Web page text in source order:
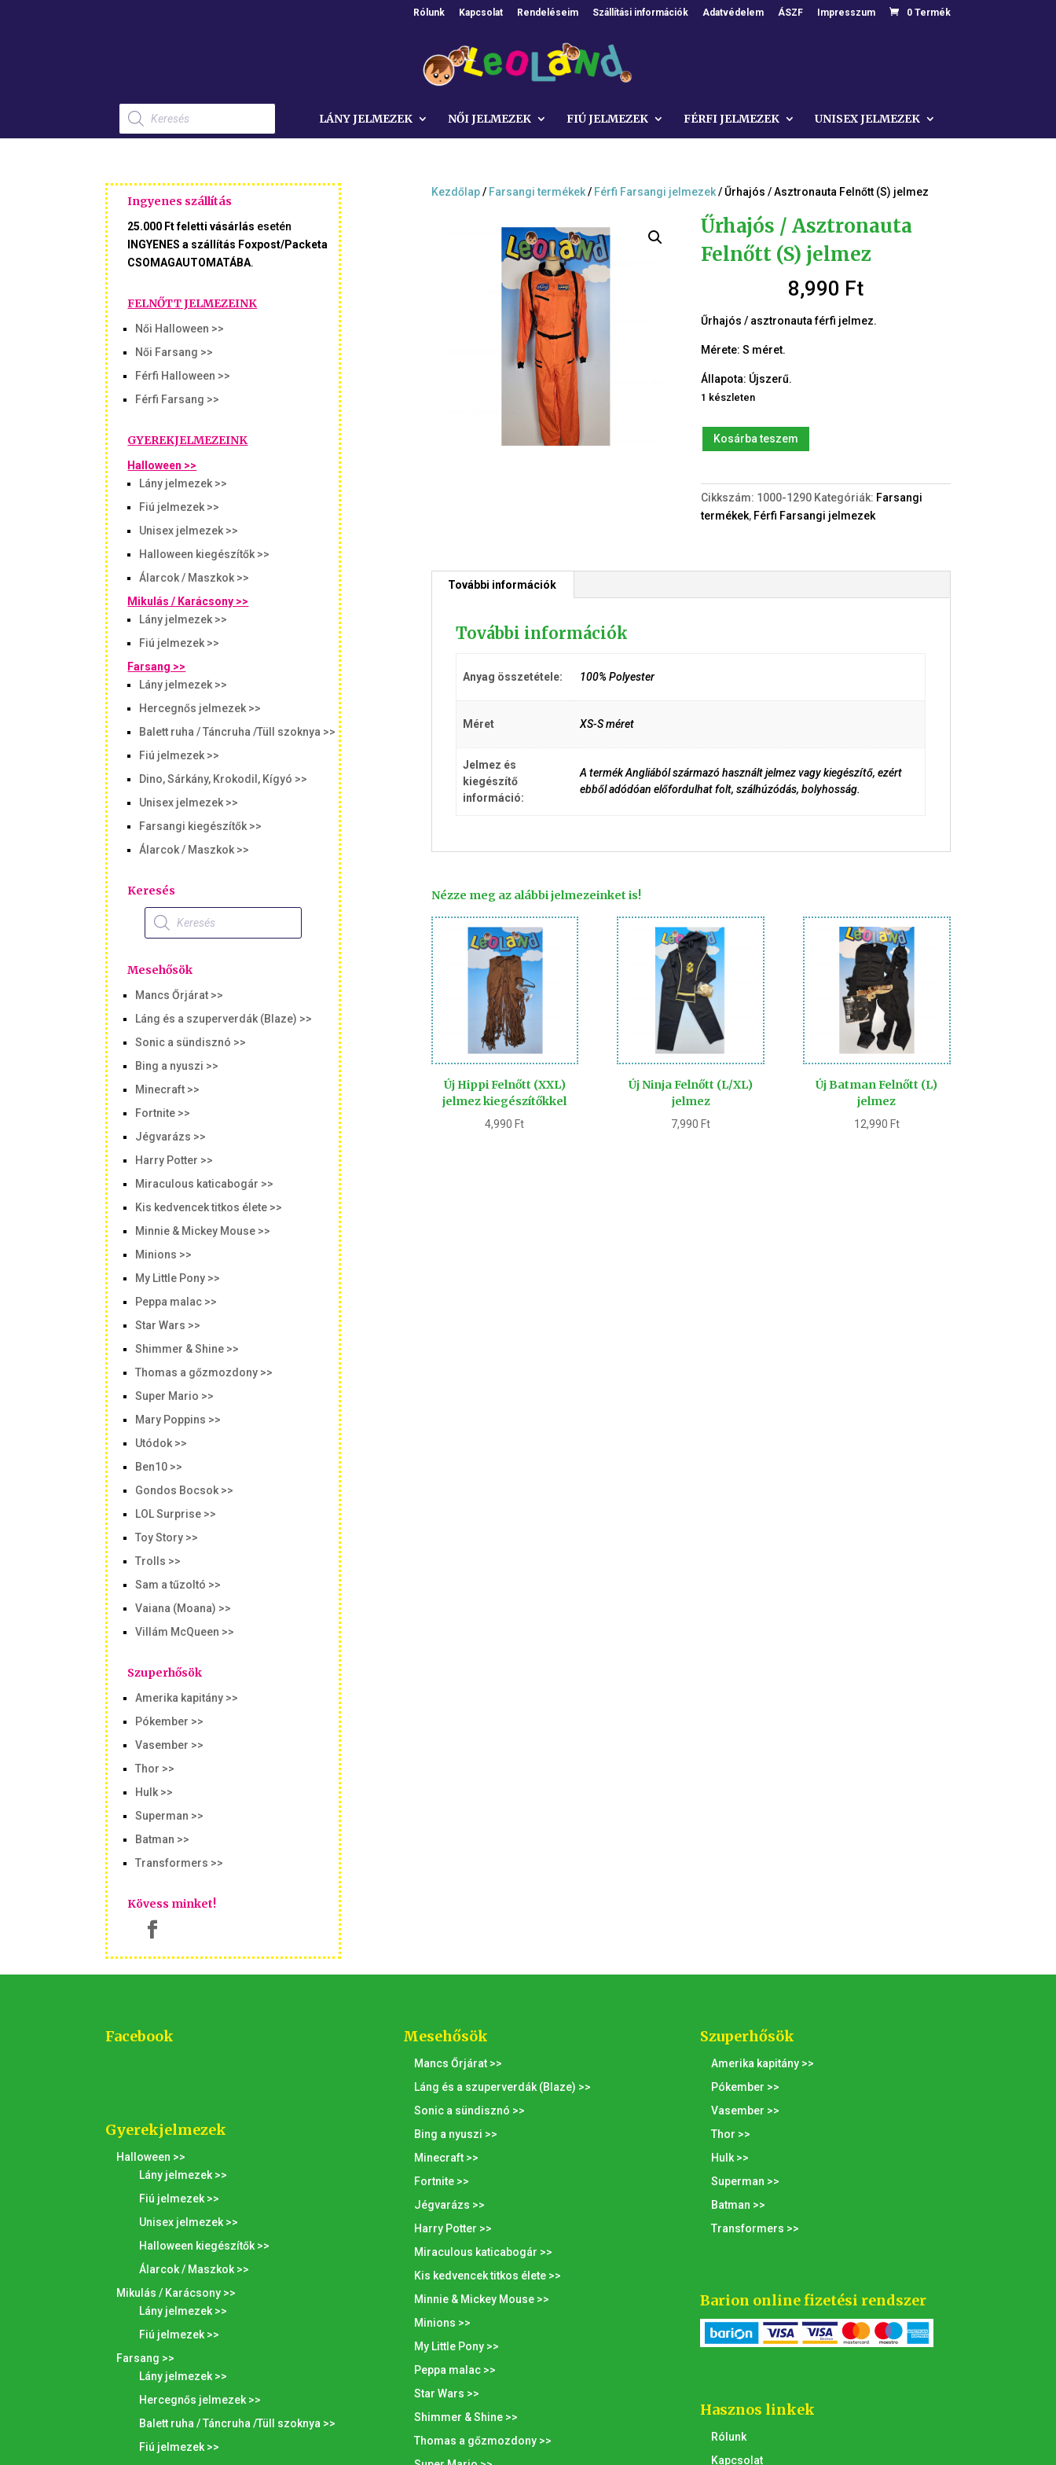
Rólunk Kapcsolat Rendeléseim Szállítási információk Adatvédelem ÁSZF Impresszum 0 Termék
Products
search LÁNY JELMEZEK NŐI JELMEZEK FIÚ JELMEZEK FÉRFI JELMEZEK UNISEX JELMEZEK
Kezdőlap/ Farsangi termékek/ Férfi Farsangi jelmezek/ Űrhajós / Asztronauta Felnőtt (S) jelmez
Űrhajós / Asztronauta
Felnőtt (S) jelmez
8,990 Ft
Űrhajós / asztronauta férfi jelmez.
Mérete: S méret.
Állapota: Újszerű.
1 készleten
Űrhajós
/
Felnőtt
(S)
jelmez
Kosárba teszem
Cikkszám: 1000-1290 Kategóriák: Farsangi
termékek, Férfi Farsangi jelmezek
További információk
További információk
Anyag összetétele: 100% Polyester
Méret XS-S méret
Jelmez és
kiegészítő
információ:
A termék Angliából származó használt jelmez vagy kiegészítő, ezért
ebből adódóan előfordulhat folt, szálhúzódás, bolyhosság.
Nézze meg az alábbi jelmezeinket is!
Új Hippi Felnőtt (XXL)
jelmez kiegészítőkkel
4,990 Ft
Új Ninja Felnőtt (L/XL)
jelmez
7,990 Ft
Új Batman Felnőtt (L)
jelmez
12,990 Ft
Ingyenes szállítás
25.000 Ft feletti vásárlás esetén
INGYENES a szállítás Foxpost/Packeta
CSOMAGAUTOMATÁBA.
FELNŐTT JELMEZEINK
Női Halloween >>
Női Farsang >>
Férfi Halloween >>
Férfi Farsang >>
GYEREKJELMEZEINK
Halloween >>
Lány jelmezek >>
Fiú jelmezek >>
Unisex jelmezek >>
Halloween kiegészítők >>
Álarcok / Maszkok >>
Mikulás / Karácsony >>
Lány jelmezek >>
Fiú jelmezek >>
Farsang >>
Lány jelmezek >>
Hercegnős jelmezek >>
Balett ruha / Táncruha /Tüll szoknya >>
Fiú jelmezek >>
Dino, Sárkány, Krokodil, Kígyó >>
Unisex jelmezek >>
Farsangi kiegészítők >>
Álarcok / Maszkok >>
Keresés
Products
search
Mesehősök
Mancs Őrjárat >>
Láng és a szuperverdák (Blaze) >>
Sonic a sündisznó >>
Bing a nyuszi >>
Minecraft >>
Fortnite >>
Jégvarázs >>
Harry Potter >>
Miraculous katicabogár >>
Kis kedvencek titkos élete >>
Minnie & Mickey Mouse >>
Minions >>
My Little Pony >>
Peppa malac >>
Star Wars >>
Shimmer & Shine >>
Thomas a gőzmozdony >>
Super Mario >>
Mary Poppins >>
Utódok >>
Ben10 >>
Gondos Bocsok >>
LOL Surprise >>
Toy Story >>
Trolls >>
Sam a tűzoltó >>
Vaiana (Moana) >>
Villám McQueen >>
Szuperhősök
Amerika kapitány >>
Pókember >>
Vasember >>
Thor >>
Hulk >>
Superman >>
Batman >>
Transformers >>
Kövess minket!
Facebook
Gyerekjelmezek
Halloween >>
Lány jelmezek >>
Fiú jelmezek >>
Unisex jelmezek >>
Halloween kiegészítők >>
Álarcok / Maszkok >>
Mikulás / Karácsony >>
Lány jelmezek >>
Fiú jelmezek >>
Farsang >>
Lány jelmezek >>
Hercegnős jelmezek >>
Balett ruha / Táncruha /Tüll szoknya >>
Fiú jelmezek >>
Mesehősök
Mancs Őrjárat >>
Láng és a szuperverdák (Blaze) >>
Sonic a sündisznó >>
Bing a nyuszi >>
Minecraft >>
Fortnite >>
Jégvarázs >>
Harry Potter >>
Miraculous katicabogár >>
Kis kedvencek titkos élete >>
Minnie & Mickey Mouse >>
Minions >>
My Little Pony >>
Peppa malac >>
Star Wars >>
Shimmer & Shine >>
Thomas a gőzmozdony >>
Szuperhősök
Amerika kapitány >>
Pókember >>
Vasember >>
Thor >>
Hulk >>
Superman >>
Batman >>
Transformers >>
Barion online fizetési rendszer
Hasznos linkek
Rólunk
Kapcsolat